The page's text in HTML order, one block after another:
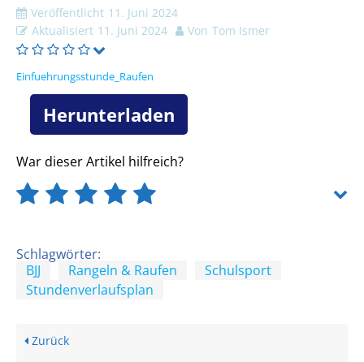
Veröffentlicht 11. Juni 2024
Aktualisiert 11. Juni 2024 Von Tom Ismer
Einfuehrungsstunde_Raufen
Herunterladen
War dieser Artikel hilfreich?
Schlagwörter:
BJJ
Rangeln & Raufen
Schulsport
Stundenverlaufsplan
Zurück